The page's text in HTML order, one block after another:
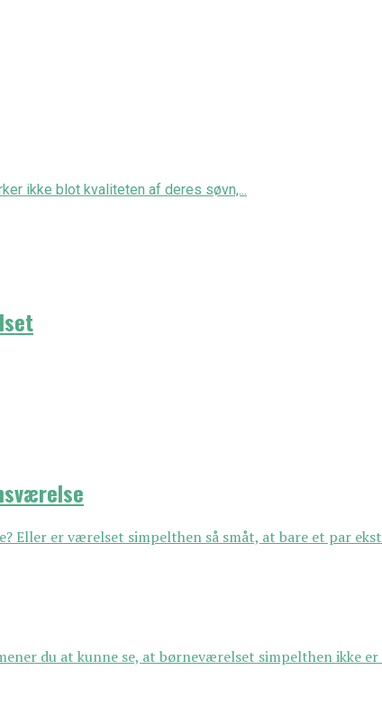
ikke blot kvaliteten af deres søvn,...
Eller er værelset simpelthen så småt, at bare et par
du at kunne se, at børneværelset simpelthen ikke